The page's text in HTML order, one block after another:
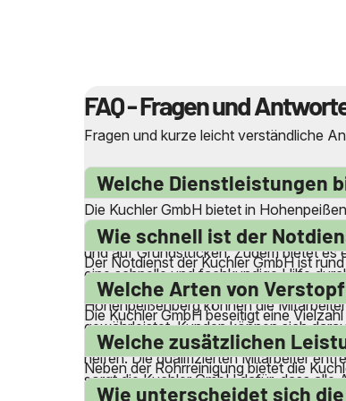
FAQ - Fragen und
Fragen und kurze leicht verständliche
Welche Dienstleistungen
Die Kuchler GmbH bietet in
Reinigung von Abwasserleitungen,
und auf Grundstücken. Zudem bietet
eine schnelle und fachkundige Hilfe
Wie schnell ist der
Der Notdienst der Kuchler GmbH ist
Service, der auch an Wochenenden
Hohenpeißenberg können die
gewährleistet. Kunden können sich
Welche Arten von
Die Kuchler GmbH beseitigt eine
Badewannen, Spülbecken,
helfen. Die qualifizierten Mitarbeiter
sorgt die Kuchler GmbH dafür, dass
Welche zusätzlichen
Neben der Rohrreinigung bietet die
Reinigung von Schmutz- und
Wie unterscheidet sich